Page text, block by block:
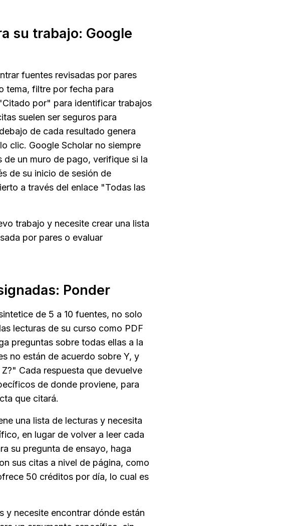
su trabajo: Google
fuentes revisadas por pares
tema, filtre por fecha para
por" para identificar trabajos
suelen ser seguros para
de cada resultado genera
clic. Google Scholar no siempre
un muro de pago, verifique si la
de su inicio de sesión de
a través del enlace "Todas las
trabajo y necesite crear una lista
por pares o evaluar
Ponder
de 5 a 10 fuentes, no solo
lecturas de su curso como PDF
preguntas sobre todas ellas a la
no están de acuerdo sobre Y, y
Cada respuesta que devuelve
de donde proviene, para
que citará.
una lista de lecturas y necesita
en lugar de volver a leer cada
su pregunta de ensayo, haga
sus citas a nivel de página, como
50 créditos por día, lo cual es
y necesite encontrar dónde están